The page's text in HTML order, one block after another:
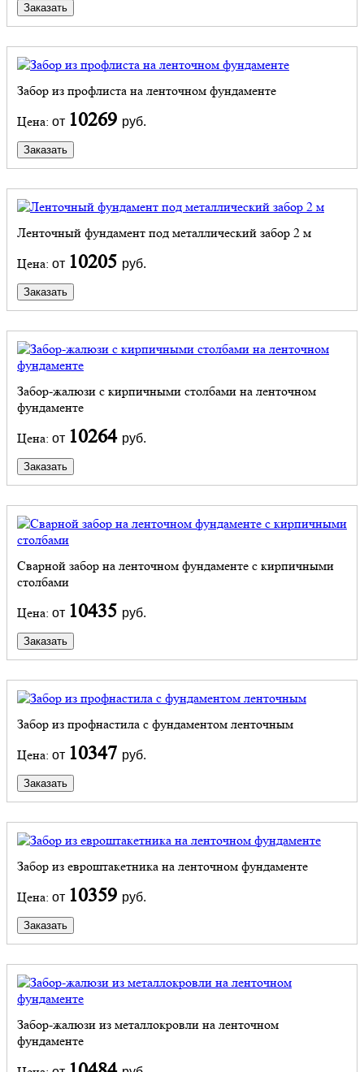
Заказать
Забор из профлиста на ленточном фундаменте
Цена: от 10269 руб.
Заказать
Ленточный фундамент под металлический забор 2 м
Цена: от 10205 руб.
Заказать
Забор-жалюзи с кирпичными столбами на ленточном
фундаменте
Цена: от 10264 руб.
Заказать
Сварной забор на ленточном фундаменте с кирпичными
столбами
Цена: от 10435 руб.
Заказать
Забор из профнастила с фундаментом ленточным
Цена: от 10347 руб.
Заказать
Забор из евроштакетника на ленточном фундаменте
Цена: от 10359 руб.
Заказать
Забор-жалюзи из металлокровли на ленточном
фундаменте